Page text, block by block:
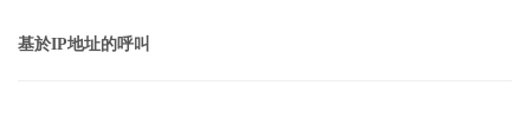
基於IP地址的呼叫